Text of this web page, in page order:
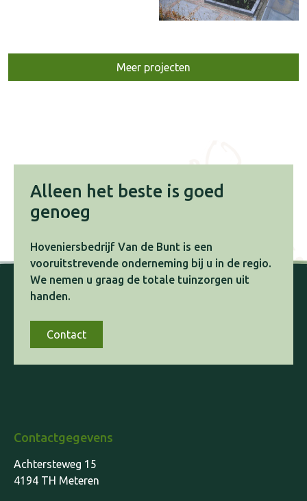
Meer projecten
Alleen het beste is goed
genoeg
Hoveniersbedrijf Van de Bunt is een
vooruitstrevende onderneming bij u in de regio.
We nemen u graag de totale tuinzorgen uit
handen.
Contact
Contactgegevens
Achtersteweg 15
4194 TH Meteren